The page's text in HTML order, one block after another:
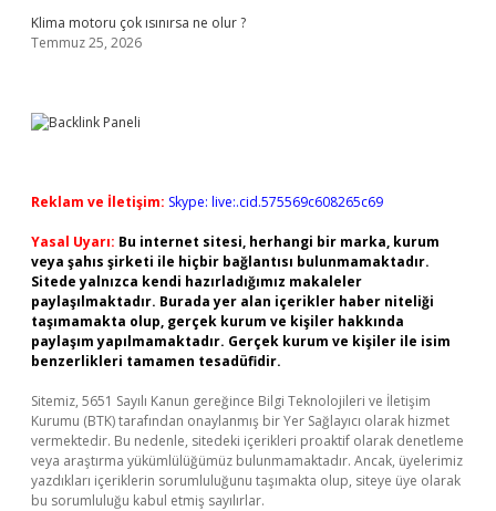
Klima motoru çok ısınırsa ne olur ?
Temmuz 25, 2026
Reklam ve İletişim: Skype: live:.cid.575569c608265c69
Yasal Uyarı: Bu internet sitesi, herhangi bir marka, kurum
veya şahıs şirketi ile hiçbir bağlantısı bulunmamaktadır.
Sitede yalnızca kendi hazırladığımız makaleler
paylaşılmaktadır. Burada yer alan içerikler haber niteliği
taşımamakta olup, gerçek kurum ve kişiler hakkında
paylaşım yapılmamaktadır. Gerçek kurum ve kişiler ile isim
benzerlikleri tamamen tesadüfidir.
Sitemiz, 5651 Sayılı Kanun gereğince Bilgi Teknolojileri ve İletişim
Kurumu (BTK) tarafından onaylanmış bir Yer Sağlayıcı olarak hizmet
vermektedir. Bu nedenle, sitedeki içerikleri proaktif olarak denetleme
veya araştırma yükümlülüğümüz bulunmamaktadır. Ancak, üyelerimiz
yazdıkları içeriklerin sorumluluğunu taşımakta olup, siteye üye olarak
bu sorumluluğu kabul etmiş sayılırlar.